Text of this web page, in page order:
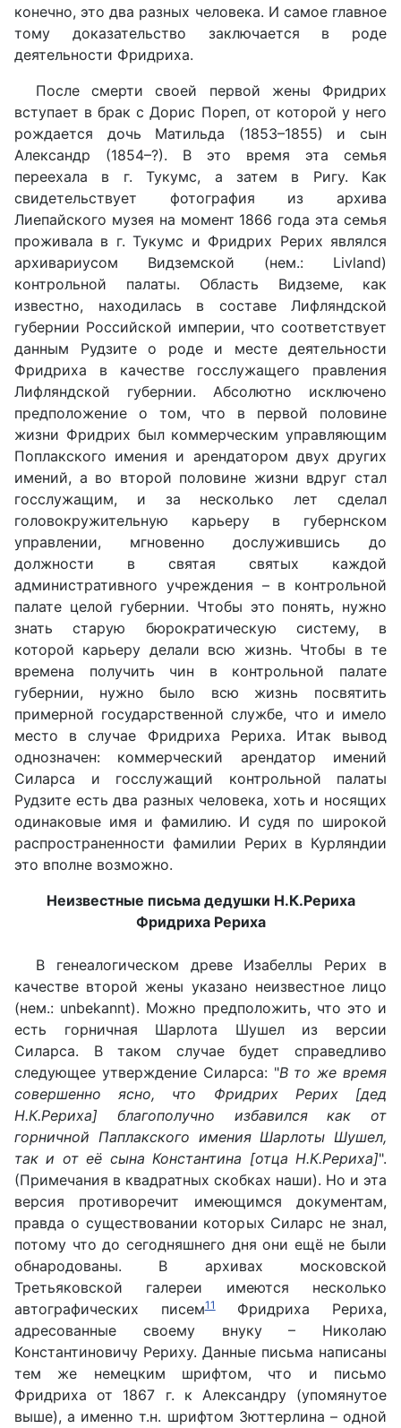
конечно, это два разных человека. И самое главное
тому доказательство заключается в роде
деятельности Фридриха.
После смерти своей первой жены Фридрих
вступает в брак с Дорис Пореп, от которой у него
рождается дочь Матильда (1853–1855) и сын
Александр (1854–?). В это время эта семья
переехала в г. Тукумс, а затем в Ригу. Как
свидетельствует фотография из архива
Лиепайского музея на момент 1866 года эта семья
проживала в г. Тукумс и Фридрих Рерих являлся
архивариусом Видземской (нем.: Livland)
контрольной палаты. Область Видземе, как
известно, находилась в составе Лифляндской
губернии Российской империи, что соответствует
данным Рудзите о роде и месте деятельности
Фридриха в качестве госслужащего правления
Лифляндской губернии. Абсолютно исключено
предположение о том, что в первой половине
жизни Фридрих был коммерческим управляющим
Поплакского имения и арендатором двух других
имений, а во второй половине жизни вдруг стал
госслужащим, и за несколько лет сделал
головокружительную карьеру в губернском
управлении, мгновенно дослужившись до
должности в святая святых каждой
административного учреждения – в контрольной
палате целой губернии. Чтобы это понять, нужно
знать старую бюрократическую систему, в
которой карьеру делали всю жизнь. Чтобы в те
времена получить чин в контрольной палате
губернии, нужно было всю жизнь посвятить
примерной государственной службе, что и имело
место в случае Фридриха Рериха. Итак вывод
однозначен: коммерческий арендатор имений
Силарса и госслужащий контрольной палаты
Рудзите есть два разных человека, хоть и носящих
одинаковые имя и фамилию. И судя по широкой
распространенности фамилии Рерих в Курляндии
это вполне возможно.
Неизвестные письма дедушки Н.К.Рериха
Фридриха Рериха
В генеалогическом древе Изабеллы Рерих в
качестве второй жены указано неизвестное лицо
(нем.: unbekannt). Можно предположить, что это и
есть горничная Шарлота Шушел из версии
Силарса. В таком случае будет справедливо
следующее утверждение Силарса: "В то же время
совершенно ясно, что Фридрих Рерих [дед
Н.К.Рериха] благополучно избавился как от
горничной Паплакского имения Шарлоты Шушел,
так и от её сына Константина [отца Н.К.Рериха]".
(Примечания в квадратных скобках наши). Но и эта
версия противоречит имеющимся документам,
правда о существовании которых Силарс не знал,
потому что до сегодняшнего дня они ещё не были
обнародованы. В архивах московской
Третьяковской галереи имеются несколько
автографических писем11Фридриха Рериха,
адресованные своему внуку – Николаю
Константиновичу Рериху. Данные письма написаны
тем же немецким шрифтом, что и письмо
Фридриха от 1867 г. к Александру (упомянутое
выше), а именно т.н. шрифтом Зюттерлина – одной